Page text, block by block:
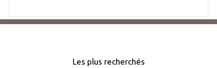
Les plus recherchés